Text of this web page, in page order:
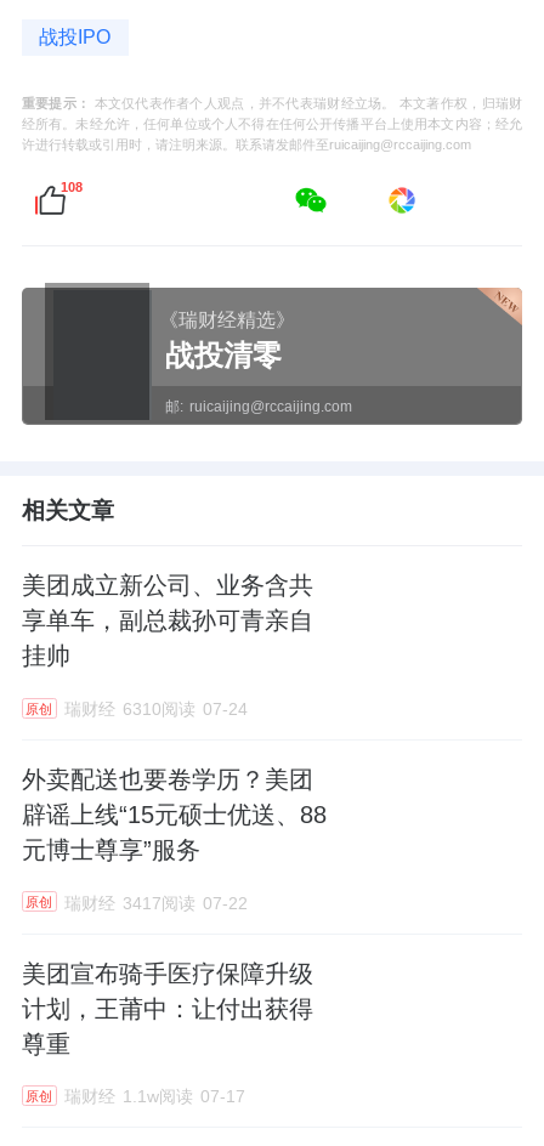
战投IPO
重要提示：
本文仅代表作者个人观点，并不代表瑞财经立场。 本文著作权，归瑞财
经所有。未经允许，任何单位或个人不得在任何公开传播平台上使用本文内容；经允
许进行转载或引用时，请注明来源。联系请发邮件至ruicaijing@rccaijing.com
108
《瑞财经精选》
战投清零
邮: ruicaijing@rccaijing.com
相关文章
美团成立新公司、业务含共
享单车，副总裁孙可青亲自
挂帅
原创 瑞财经 6310阅读 07-24
外卖配送也要卷学历？美团
辟谣上线“15元硕士优送、88
元博士尊享”服务
原创 瑞财经 3417阅读 07-22
美团宣布骑手医疗保障升级
计划，王莆中：让付出获得
尊重
原创 瑞财经 1.1w阅读 07-17